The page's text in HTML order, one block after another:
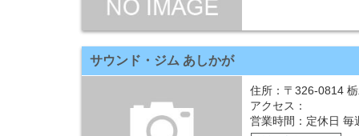
サウンド・ジム あしかが
住所：〒326-0814
アクセス：
営業時間：定休日